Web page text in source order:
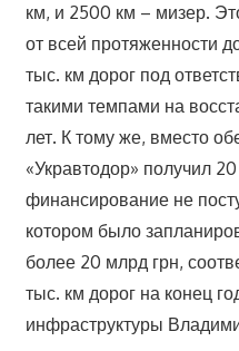
км, и 2500 км – мизер.
от всей протяженности
тыс. км дорог под
такими темпами на
лет. К тому же, вместо
«Укравтодор» получил
финансирование не
котором было
более 20 млрд грн,
тыс. км дорог на конец
инфраструктуры